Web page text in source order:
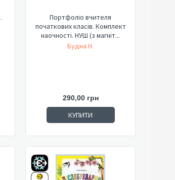
Портфоліо вчителя
початкових класів. Комплект
наочності. НУШ (з магніт...
Будна Н.
290,00 грн
КУПИТИ